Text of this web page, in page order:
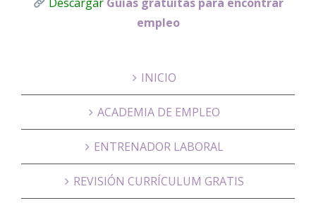
empleo
INICIO
ACADEMIA DE EMPLEO
ENTRENADOR LABORAL
REVISIÓN CURRÍCULUM GRATIS